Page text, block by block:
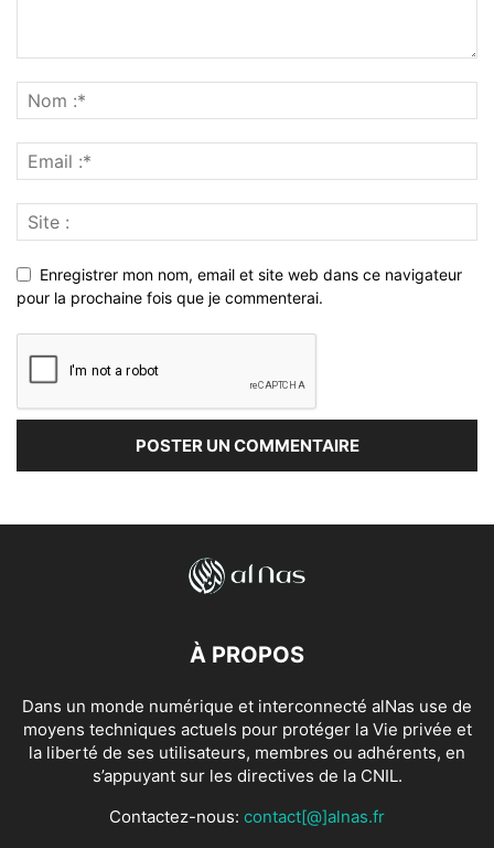
Enregistrer mon nom, email et site web dans ce navigateur
pour la prochaine fois que je commenterai.
À PROPOS
Dans un monde numérique et interconnecté alNas use de
moyens techniques actuels pour protéger la Vie privée et
la liberté de ses utilisateurs, membres ou adhérents, en
s’appuyant sur les directives de la CNIL.
Contactez-nous: contact[@]alnas.fr